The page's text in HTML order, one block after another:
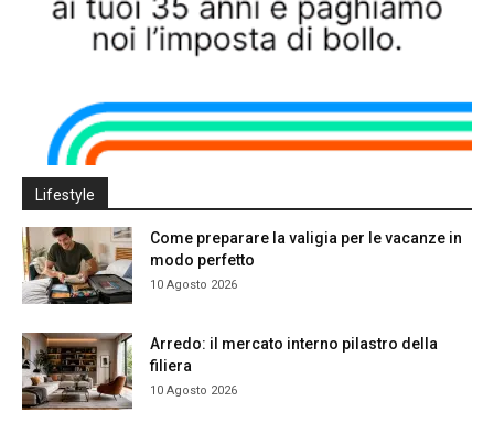
Lifestyle
Come preparare la valigia per le vacanze in
modo perfetto
10 Agosto 2026
Arredo: il mercato interno pilastro della
filiera
10 Agosto 2026